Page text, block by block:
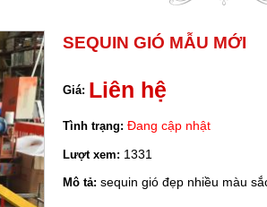
SEQUIN GIÓ MẪU MỚI
Giá: Liên hệ
Tình trạng: Đang cập nhật
Lượt xem: 1331
Mô tả: sequin gió đẹp nhiều màu